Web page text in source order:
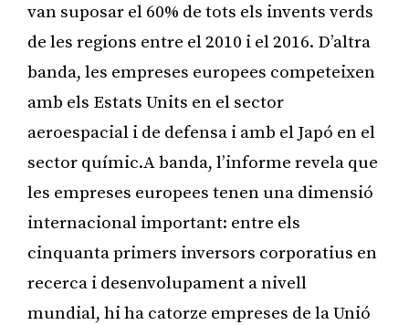
van suposar el 60% de tots els invents verds
de les regions entre el 2010 i el 2016. D’altra
banda, les empreses europees competeixen
amb els Estats Units en el sector
aeroespacial i de defensa i amb el Japó en el
sector químic.A banda, l’informe revela que
les empreses europees tenen una dimensió
internacional important: entre els
cinquanta primers inversors corporatius en
recerca i desenvolupament a nivell
mundial, hi ha catorze empreses de la Unió